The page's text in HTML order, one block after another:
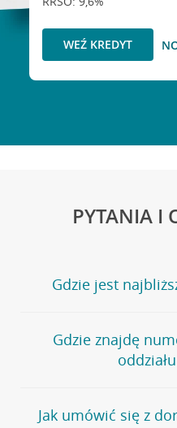
WEŹ KREDYT
PYTANIA I
Gdzie jest
Jeśli szukasz oddziału
stronęPlacówki i bankomaty
wygodna wyszukiwarka.
oddziałów
Gdzie znajdę
Bank Credit Agricole nie
telefonu do placówki
Jak umówić się z